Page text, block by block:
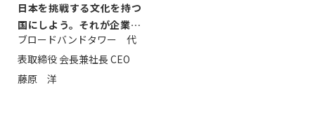
日本を挑戦する文化を持つ
国にしよう。それが企業家
のミッション...
ブロードバンドタワー 代
表取締役 会長兼社長 CEO
藤原 洋